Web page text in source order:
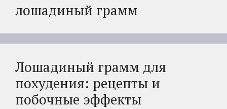
лошадиный грамм
Лошадиный грамм для
похудения: рецепты и
побочные эффекты